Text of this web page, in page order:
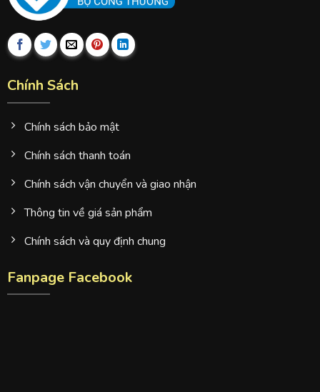
Chính Sách
Chính sách bảo mật
Chính sách thanh toán
Chính sách vận chuyển và giao nhận
Thông tin về giá sản phẩm
Chính sách và quy định chung
Fanpage Facebook